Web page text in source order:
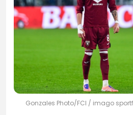
Gonzales Photo/FCI / imago